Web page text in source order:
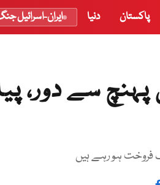
پاکستان دنیا ایران-اسرائیل
سے دور،